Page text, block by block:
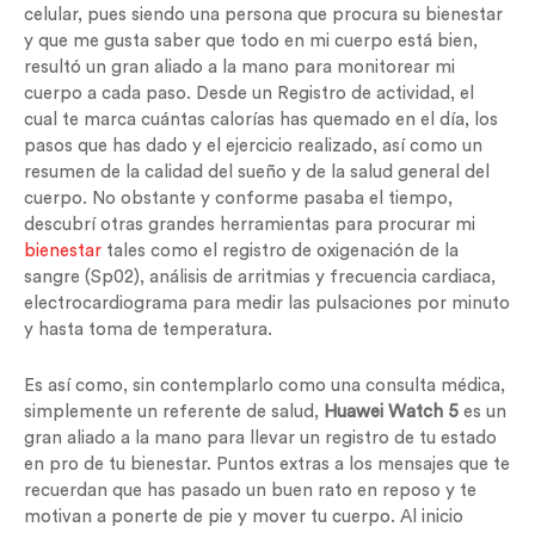
celular, pues siendo una persona que procura su bienestar
y que me gusta saber que todo en mi cuerpo está bien,
resultó un gran aliado a la mano para monitorear mi
cuerpo a cada paso. Desde un Registro de actividad, el
cual te marca cuántas calorías has quemado en el día, los
pasos que has dado y el ejercicio realizado, así como un
resumen de la calidad del sueño y de la salud general del
cuerpo. No obstante y conforme pasaba el tiempo,
descubrí otras grandes herramientas para procurar mi
bienestar tales como el registro de oxigenación de la
sangre (Sp02), análisis de arritmias y frecuencia cardiaca,
electrocardiograma para medir las pulsaciones por minuto
y hasta toma de temperatura.
Es así como, sin contemplarlo como una consulta médica,
simplemente un referente de salud, Huawei Watch 5 es un
gran aliado a la mano para llevar un registro de tu estado
en pro de tu bienestar. Puntos extras a los mensajes que te
recuerdan que has pasado un buen rato en reposo y te
motivan a ponerte de pie y mover tu cuerpo. Al inicio